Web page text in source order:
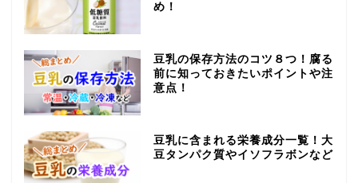
め！
豆乳の保存方法のコツ８つ！腐る
前に知っておきたいポイントや注
意点！
豆乳に含まれる栄養成分一覧！大
豆タンパク質やイソフラボンなど